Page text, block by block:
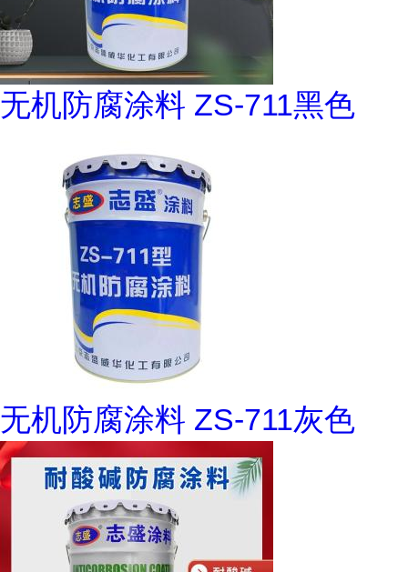
无机防腐涂料 ZS-711黑色
无机防腐涂料 ZS-711灰色